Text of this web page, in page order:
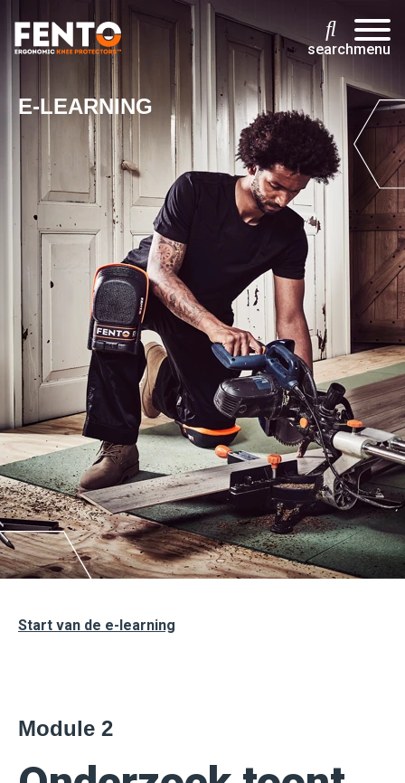
searchmenu
E-LEARNING
Start van de e-learning
Module 2